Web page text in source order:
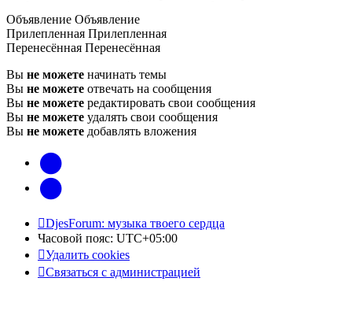
Объявление Объявление
Прилепленная Прилепленная
Перенесённая Перенесённая
Вы не можете начинать темы
Вы не можете отвечать на сообщения
Вы не можете редактировать свои сообщения
Вы не можете удалять свои сообщения
Вы не можете добавлять вложения
vk
Telegram
DjesForum: музыка твоего сердца
Часовой пояс: UTC+05:00
Удалить cookies
Связаться с администрацией